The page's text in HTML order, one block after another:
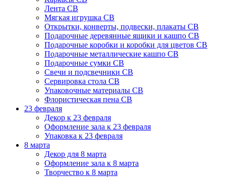
Лента СВ
Мягкая игрушка СВ
Открытки, конверты, подвески, плакаты СВ
Подарочные деревянные ящики и кашпо СВ
Подарочные коробки и коробки для цветов СВ
Подарочные металлические кашпо СВ
Подарочные сумки СВ
Свечи и подсвечники СВ
Сервировка стола СВ
Упаковочные материалы СВ
Флористическая пена СВ
23 февраля
Декор к 23 февраля
Оформление зала к 23 февраля
Упаковка к 23 февраля
8 марта
Декор для 8 марта
Оформление зала к 8 марта
Творчество к 8 марта